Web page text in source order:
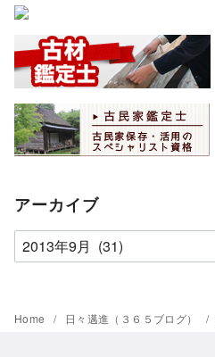
アーカイブ
ア
ー
イ
Home 日々邁進（３６５ブログ）